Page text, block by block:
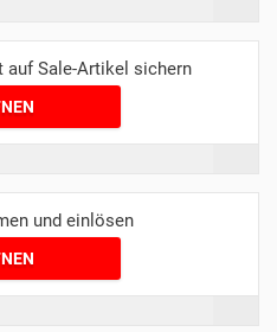
auf Sale-Artikel sichern
und einlösen